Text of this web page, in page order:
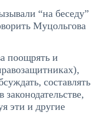
“на беседу”
Муцольгова
поощрять и
составлять
эти и другие